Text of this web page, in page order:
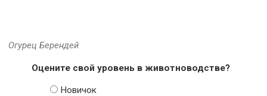
Огурец Берендей
Оцените свой уровень в животноводстве?
Новичок